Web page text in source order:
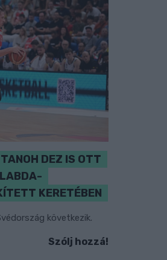
DEZ IS OTT
KERETÉBEN
következik.
Szólj hozzá!